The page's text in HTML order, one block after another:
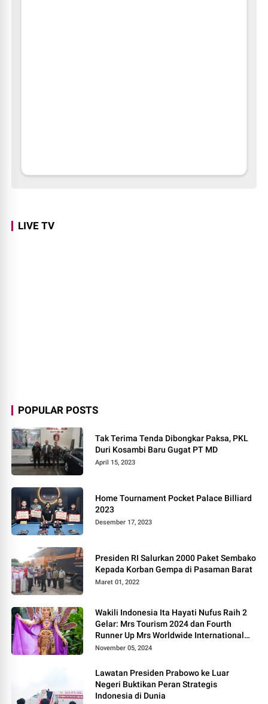
LIVE TV
POPULAR POSTS
Tak Terima Tenda Dibongkar Paksa, PKL
Duri Kosambi Baru Gugat PT MD
April 15, 2023
Home Tournament Pocket Palace Billiard
2023
Desember 17, 2023
Presiden RI Salurkan 2000 Paket Sembako
Kepada Korban Gempa di Pasaman Barat
Maret 01, 2022
Wakili Indonesia Ita Hayati Nufus Raih 2
Gelar: Mrs Tourism 2024 dan Fourth
Runner Up Mrs Worldwide International
2024, di Pemilihan Mrs Worldwide 2024
November 05, 2024
Lawatan Presiden Prabowo ke Luar
Negeri Buktikan Peran Strategis
Indonesia di Dunia